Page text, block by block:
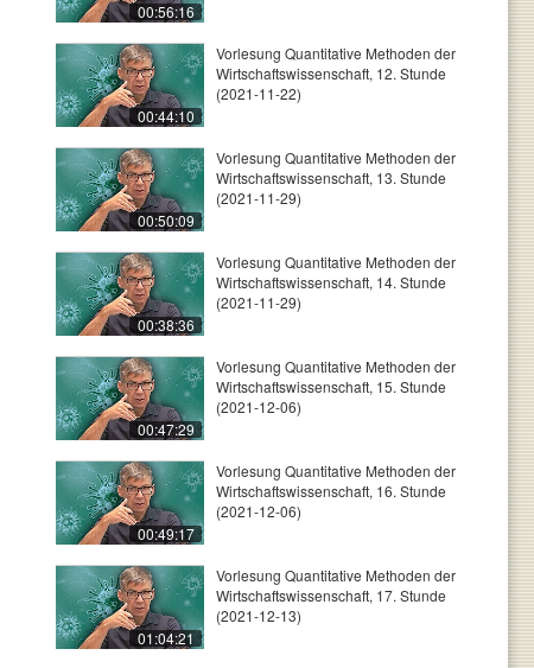
00:56:16
00:44:10
Vorlesung Quantitative Methoden der
Wirtschaftswissenschaft, 12. Stunde
(2021-11-22)
00:50:09
Vorlesung Quantitative Methoden der
Wirtschaftswissenschaft, 13. Stunde
(2021-11-29)
00:38:36
Vorlesung Quantitative Methoden der
Wirtschaftswissenschaft, 14. Stunde
(2021-11-29)
00:47:29
Vorlesung Quantitative Methoden der
Wirtschaftswissenschaft, 15. Stunde
(2021-12-06)
00:49:17
Vorlesung Quantitative Methoden der
Wirtschaftswissenschaft, 16. Stunde
(2021-12-06)
01:04:21
Vorlesung Quantitative Methoden der
Wirtschaftswissenschaft, 17. Stunde
(2021-12-13)